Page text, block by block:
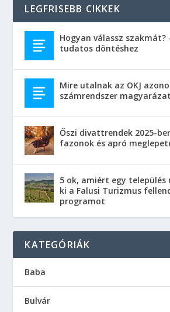
LEGFRISEBB CIKKEK
Hogyan válassz szakmát?
tudatos döntéshez
Mire utalnak az OKJ
számrendszer
Őszi divattrendek 2025-
fazonok és apró
5 ok, amiért egy
ki a Falusi Turizmus
programot
KATEGÓRIÁK
Baba
Bulvár